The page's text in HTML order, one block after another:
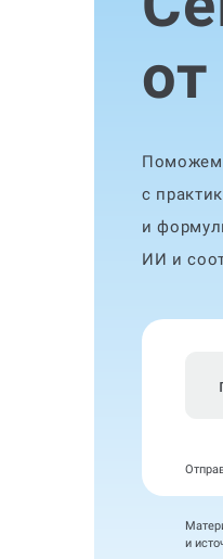
Поможем
с
и
ИИ и
и